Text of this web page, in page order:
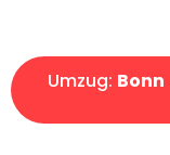
Umzug: